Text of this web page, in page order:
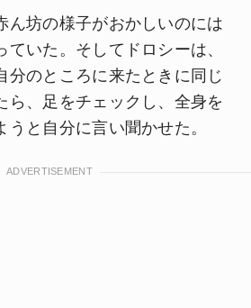
ん坊の様子がおかしいのには
いた。そしてドロシーは、
分のところに来たときに同じ
ら、足をチェックし、全身を
うと自分に言い聞かせた。